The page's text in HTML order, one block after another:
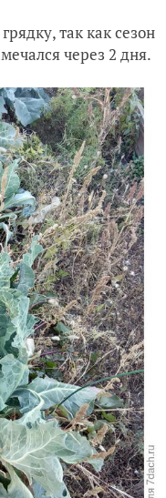
так как сезон
через 2 дня.